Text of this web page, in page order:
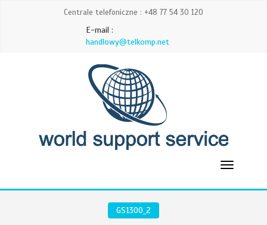
Centrale telefoniczne : +48 77 54 30 120
E-mail :
handlowy@telkomp.net
GS1300_2